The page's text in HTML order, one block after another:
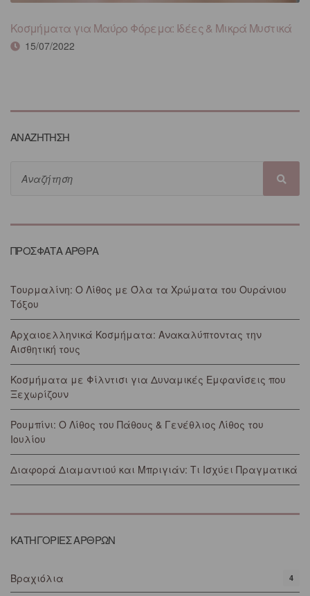
Κοσμήματα για Μαύρο Φόρεμα: Ιδέες & Μικρά Μυστικά
15/07/2022
ΑΝΑΖΗΤΗΣΗ
ΠΡΟΣΦΑΤΑ ΑΡΘΡΑ
Τουρμαλίνη: Ο Λίθος με Όλα τα Χρώματα του Ουράνιου
Τόξου
Αρχαιοελληνικά Κοσμήματα: Ανακαλύπτοντας την
Αισθητική τους
Κοσμήματα με Φίλντισι για Δυναμικές Εμφανίσεις που
Ξεχωρίζουν
Ρουμπίνι: Ο Λίθος του Πάθους & Γενέθλιος Λίθος του
Ιουλίου
Διαφορά Διαμαντιού και Μπριγιάν: Τι Ισχύει Πραγματικά
ΚΑΤΗΓΟΡΙΕΣ ΑΡΘΡΩΝ
Βραχιόλια 4